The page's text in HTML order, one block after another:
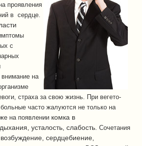
проявления
в сердце.
с
на
страха за свою жизнь. При вегето-
часто жалуются не только на
на появлении комка в
усталость, слабость. Сочетания
возбуждение, сердцебиение,